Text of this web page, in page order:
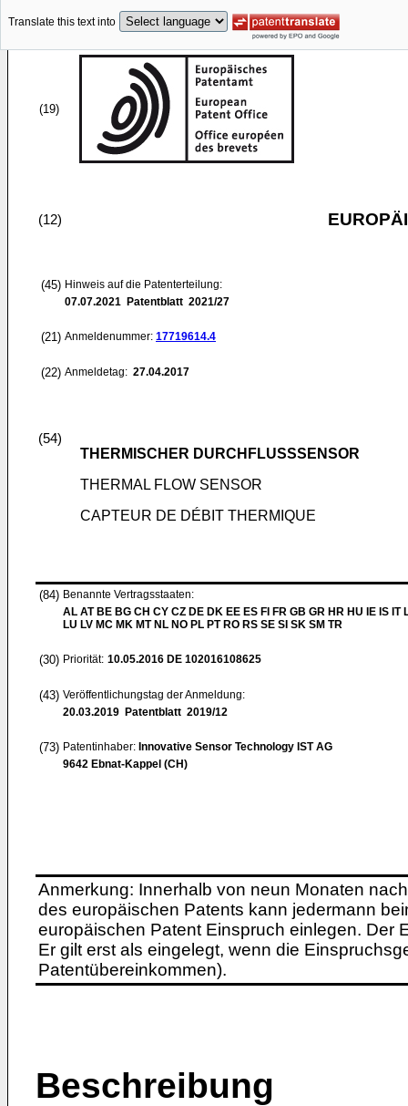
Translate this text into
(19)
(12)
(45) Hinweis auf die Patenterteilung:
07.07.2021 Patentblatt 2021/27
(21) Anmeldenummer: 17719614.4
(22) Anmeldetag: 27.04.2017
(54)
THERMISCHER DURCHFLUSSSENSOR
THERMAL FLOW SENSOR
CAPTEUR DE DÉBIT THERMIQUE
(84) Benannte Vertragsstaaten:
AL AT BE BG CH CY CZ DE DK EE ES FI FR GB GR HR HU IE IS IT
LU LV MC MK MT NL NO PL PT RO RS SE SI SK SM TR
(30) Priorität: 10.05.2016 DE 102016108625
(43) Veröffentlichungstag der Anmeldung:
20.03.2019 Patentblatt 2019/12
(73) Patentinhaber: Innovative Sensor Technology IST AG
9642 Ebnat-Kappel (CH)
Anmerkung: Innerhalb von neun Monaten
des europäischen Patents kann jedermann
europäischen Patent Einspruch einlegen. Der
Er gilt erst als eingelegt, wenn die
Patentübereinkommen).
Beschreibung